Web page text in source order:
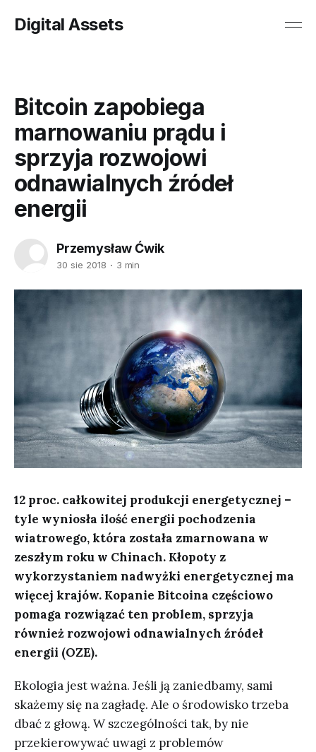
Digital Assets
Bitcoin zapobiega
marnowaniu prądu i
sprzyja rozwojowi
odnawialnych źródeł
energii
Przemysław Ćwik
30 sie 2018 3 min
12 proc. całkowitej produkcji energetycznej –
tyle wyniosła ilość energii pochodzenia
wiatrowego, która została zmarnowana w
zeszłym roku w Chinach. Kłopoty z
wykorzystaniem nadwyżki energetycznej ma
więcej krajów. Kopanie Bitcoina częściowo
pomaga rozwiązać ten problem, sprzyja
również rozwojowi odnawialnych źródeł
energii (OZE).
Ekologia jest ważna. Jeśli ją zaniedbamy, sami
skażemy się na zagładę. Ale o środowisko trzeba
dbać z głową. W szczególności tak, by nie
przekierowywać uwagi z problemów